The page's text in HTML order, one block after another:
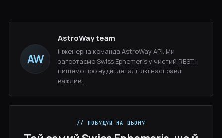
AW
AstroWay team
Інженерна команда AstroWay API. Ми
загортаємо Swiss Ephemeris у чистий REST і
пишемо про нудні деталі, які насправді
важливі.
// ПОБУДУЙ НА ЦЬОМУ